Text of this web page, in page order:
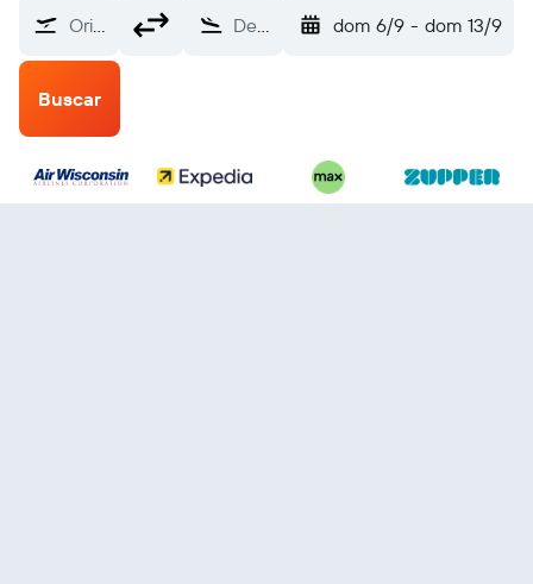
Origem Destino dom 6/9 - dom 13/9
Buscar